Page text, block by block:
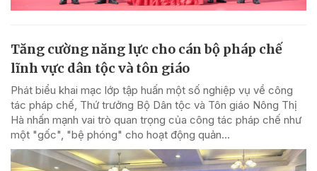
Tăng cường năng lực cho cán bộ pháp chế
lĩnh vực dân tộc và tôn giáo
Phát biểu khai mạc lớp tập huấn một số nghiệp vụ về công
tác pháp chế, Thứ trưởng Bộ Dân tộc và Tôn giáo Nông Thị
Hà nhấn mạnh vai trò quan trọng của công tác pháp chế như
một "gốc", "bệ phóng" cho hoạt động quản...